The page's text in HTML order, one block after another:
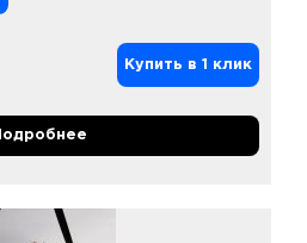
Купить в 1 клик